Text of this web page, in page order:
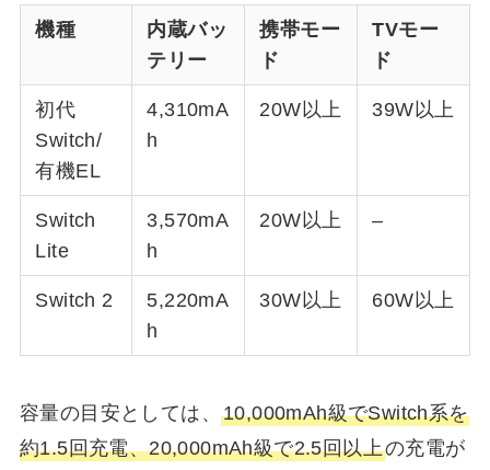
機種
内蔵バッ
テリー
携帯モー
ド
TVモー
ド
初代
Switch/
有機EL
4,310mA
h
20W以上 39W以上
Switch
Lite
3,570mA
h
20W以上 –
Switch 2
5,220mA
h
30W以上 60W以上
容量の目安としては、 10,000mAh級でSwitch系を
約1.5回充電、20,000mAh級で2.5回以上の充電が